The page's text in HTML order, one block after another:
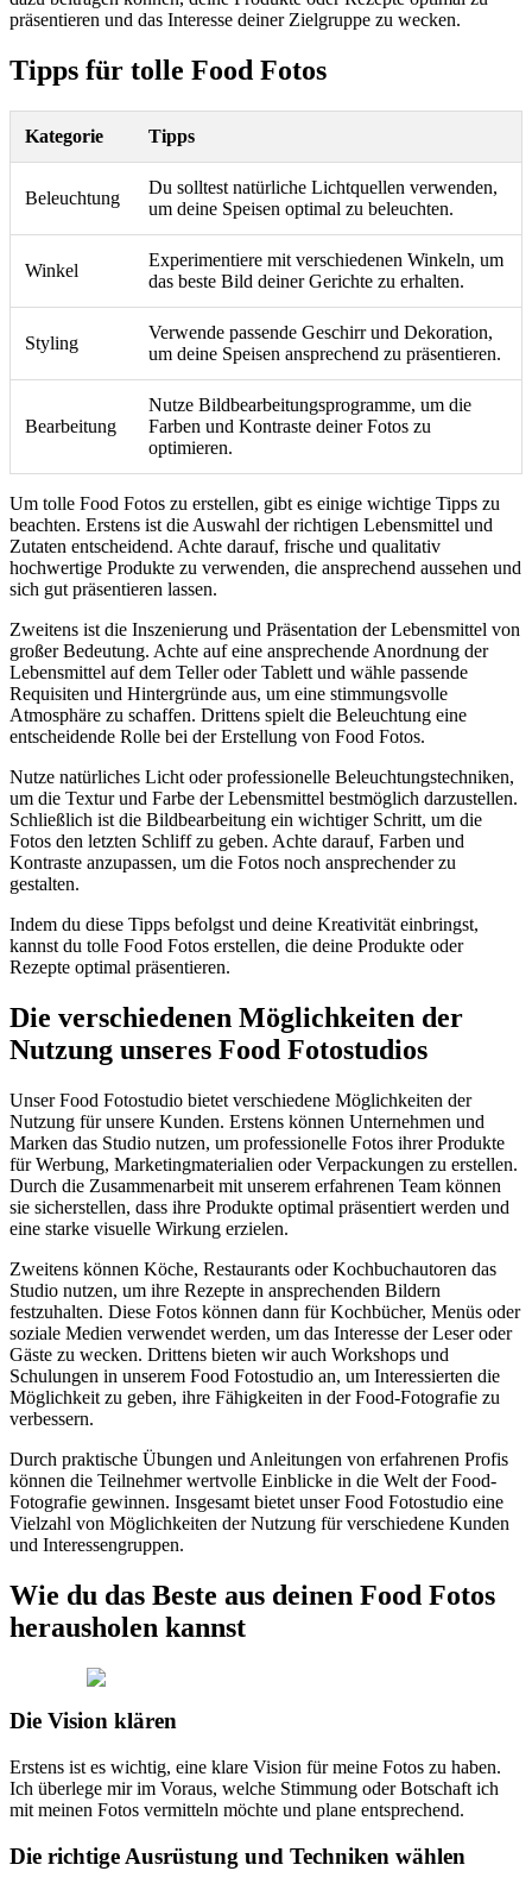
präsentieren und das Interesse deiner Zielgruppe zu wecken.
Tipps für tolle Food Fotos
Kategorie Tipps
Beleuchtung
Du solltest natürliche Lichtquellen verwenden,
um deine Speisen optimal zu beleuchten.
Winkel
Experimentiere mit verschiedenen Winkeln, um
das beste Bild deiner Gerichte zu erhalten.
Styling
Verwende passende Geschirr und Dekoration,
um deine Speisen ansprechend zu präsentieren.
Bearbeitung
Nutze Bildbearbeitungsprogramme, um die
Farben und Kontraste deiner Fotos zu
optimieren.
Um tolle Food Fotos zu erstellen, gibt es einige wichtige Tipps zu
beachten. Erstens ist die Auswahl der richtigen Lebensmittel und
Zutaten entscheidend. Achte darauf, frische und qualitativ
hochwertige Produkte zu verwenden, die ansprechend aussehen und
sich gut präsentieren lassen.
Zweitens ist die Inszenierung und Präsentation der Lebensmittel von
großer Bedeutung. Achte auf eine ansprechende Anordnung der
Lebensmittel auf dem Teller oder Tablett und wähle passende
Requisiten und Hintergründe aus, um eine stimmungsvolle
Atmosphäre zu schaffen. Drittens spielt die Beleuchtung eine
entscheidende Rolle bei der Erstellung von Food Fotos.
Nutze natürliches Licht oder professionelle Beleuchtungstechniken,
um die Textur und Farbe der Lebensmittel bestmöglich darzustellen.
Schließlich ist die Bildbearbeitung ein wichtiger Schritt, um die
Fotos den letzten Schliff zu geben. Achte darauf, Farben und
Kontraste anzupassen, um die Fotos noch ansprechender zu
gestalten.
Indem du diese Tipps befolgst und deine Kreativität einbringst,
kannst du tolle Food Fotos erstellen, die deine Produkte oder
Rezepte optimal präsentieren.
Die verschiedenen Möglichkeiten der
Nutzung unseres Food Fotostudios
Unser Food Fotostudio bietet verschiedene Möglichkeiten der
Nutzung für unsere Kunden. Erstens können Unternehmen und
Marken das Studio nutzen, um professionelle Fotos ihrer Produkte
für Werbung, Marketingmaterialien oder Verpackungen zu erstellen.
Durch die Zusammenarbeit mit unserem erfahrenen Team können
sie sicherstellen, dass ihre Produkte optimal präsentiert werden und
eine starke visuelle Wirkung erzielen.
Zweitens können Köche, Restaurants oder Kochbuchautoren das
Studio nutzen, um ihre Rezepte in ansprechenden Bildern
festzuhalten. Diese Fotos können dann für Kochbücher, Menüs oder
soziale Medien verwendet werden, um das Interesse der Leser oder
Gäste zu wecken. Drittens bieten wir auch Workshops und
Schulungen in unserem Food Fotostudio an, um Interessierten die
Möglichkeit zu geben, ihre Fähigkeiten in der Food-Fotografie zu
verbessern.
Durch praktische Übungen und Anleitungen von erfahrenen Profis
können die Teilnehmer wertvolle Einblicke in die Welt der Food-
Fotografie gewinnen. Insgesamt bietet unser Food Fotostudio eine
Vielzahl von Möglichkeiten der Nutzung für verschiedene Kunden
und Interessengruppen.
Wie du das Beste aus deinen Food Fotos
herausholen kannst
Die Vision klären
Erstens ist es wichtig, eine klare Vision für meine Fotos zu haben.
Ich überlege mir im Voraus, welche Stimmung oder Botschaft ich
mit meinen Fotos vermitteln möchte und plane entsprechend.
Die richtige Ausrüstung und Techniken wählen